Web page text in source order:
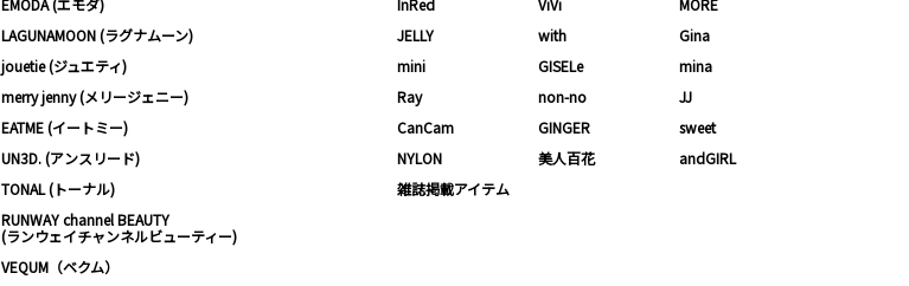
EMODA (エモダ)
LAGUNAMOON (ラグナムーン)
jouetie (ジュエティ)
merry jenny (メリージェニー)
EATME (イートミー)
UN3D. (アンスリード)
TONAL (トーナル)
RUNWAY channel BEAUTY
(ランウェイチャンネルビューティー)
VEQUM（ベクム）
InRed
ViVi
MORE
JELLY
with
Gina
mini
GISELe
mina
Ray
non-no
JJ
CanCam
GINGER
sweet
NYLON
美人百花
andGIRL
雑誌掲載アイテム